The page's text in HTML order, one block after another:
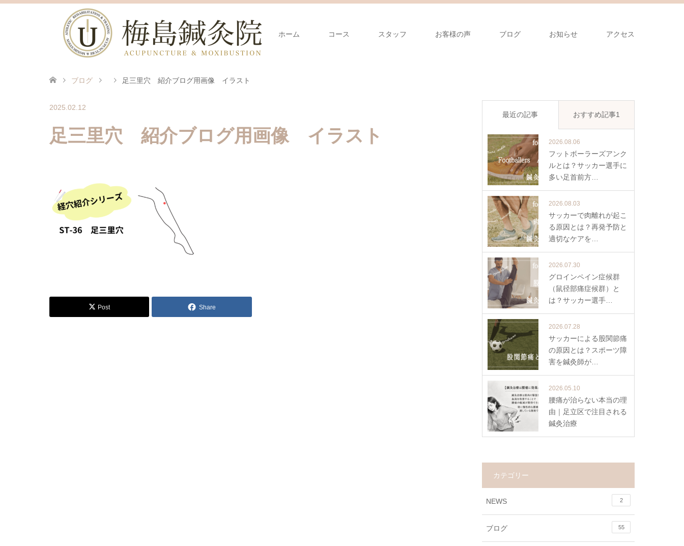
ホーム コース スタッフ お客様の声 ブログ お知らせ アクセス
ブログ 足三里穴 紹介ブログ用画像 イラスト
2025.02.12
足三里穴 紹介ブログ用画像 イラスト
Post Share
最近の記事 おすすめ記事1
2026.08.06
フットボーラーズアンク
ルとは？サッカー選手に
多い足首前方…
2026.08.03
サッカーで肉離れが起こ
る原因とは？再発予防と
適切なケアを…
2026.07.30
グロインペイン症候群
（鼠径部痛症候群）と
は？サッカー選手…
2026.07.28
サッカーによる股関節痛
の原因とは？スポーツ障
害を鍼灸師が…
2026.05.10
腰痛が治らない本当の理
由｜足立区で注目される
鍼灸治療
カテゴリー
NEWS 2
ブログ 55